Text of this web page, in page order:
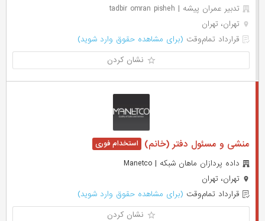
تدبیر عمران پیشه | tadbir omran pisheh
تهران، تهران
قرارداد تمام‌وقت (برای مشاهده حقوق وارد شوید)
نشان کردن
منشی و مسئول دفتر (خانم)
داده پردازان ماهان شبکه | Manetco
تهران، تهران
قرارداد تمام‌وقت (برای مشاهده حقوق وارد شوید)
نشان کردن